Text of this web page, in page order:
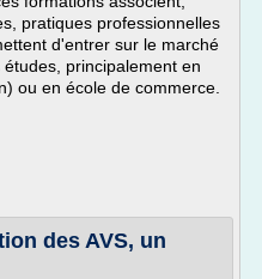
pratiques professionnelles
d'entrer sur le marché
principalement en
ou en école de commerce.
des AVS, un